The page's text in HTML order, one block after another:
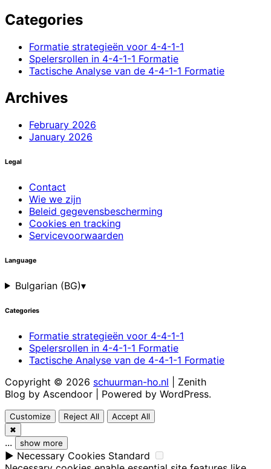
Categories
Formatie strategieën voor 4-4-1-1
Spelersrollen in 4-4-1-1 Formatie
Tactische Analyse van de 4-4-1-1 Formatie
Archives
February 2026
January 2026
Legal
Contact
Wie we zijn
Beleid gegevensbescherming
Cookies en tracking
Servicevoorwaarden
Language
Bulgarian (BG)▾
Categories
Formatie strategieën voor 4-4-1-1
Spelersrollen in 4-4-1-1 Formatie
Tactische Analyse van de 4-4-1-1 Formatie
Copyright © 2026 schuurman-ho.nl | Zenith
Blog by Ascendoor | Powered by WordPress.
Customize Reject All
Accept All
✖
... show more
► Necessary Cookies Standard